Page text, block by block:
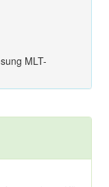
MLT-